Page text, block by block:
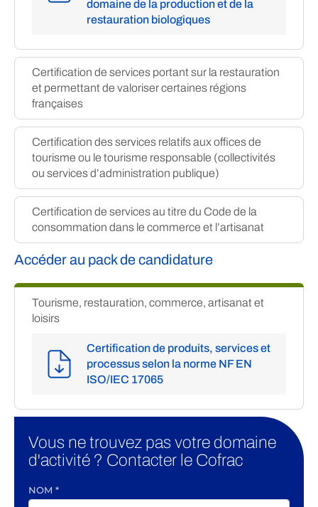
domaine de la production et de la
restauration biologiques
Certification de services portant sur la restauration
et permettant de valoriser certaines régions
françaises
Certification des services relatifs aux offices de
tourisme ou le tourisme responsable (collectivités
ou services d’administration publique)
Certification de services au titre du Code de la
consommation dans le commerce et l’artisanat
Accéder au pack de candidature
Tourisme, restauration, commerce, artisanat et
loisirs
Certification de produits, services et
processus selon la norme NF EN
ISO/IEC 17065
Vous ne trouvez pas votre domaine
d'activité ? Contacter le Cofrac
NOM *